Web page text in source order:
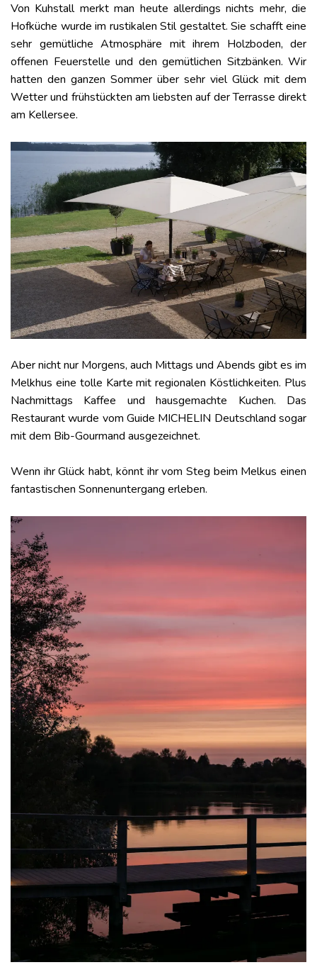
Von Kuhstall merkt man heute allerdings nichts mehr, die
Hofküche wurde im rustikalen Stil gestaltet. Sie schafft eine
sehr gemütliche Atmosphäre mit ihrem Holzboden, der
offenen Feuerstelle und den gemütlichen Sitzbänken. Wir
hatten den ganzen Sommer über sehr viel Glück mit dem
Wetter und frühstückten am liebsten auf der Terrasse direkt
am Kellersee.
Aber nicht nur Morgens, auch Mittags und Abends gibt es im
Melkhus eine tolle Karte mit regionalen Köstlichkeiten. Plus
Nachmittags Kaffee und hausgemachte Kuchen. Das
Restaurant wurde vom Guide MICHELIN Deutschland sogar
mit dem Bib-Gourmand ausgezeichnet.
Wenn ihr Glück habt, könnt ihr vom Steg beim Melkus einen
fantastischen Sonnenuntergang erleben.